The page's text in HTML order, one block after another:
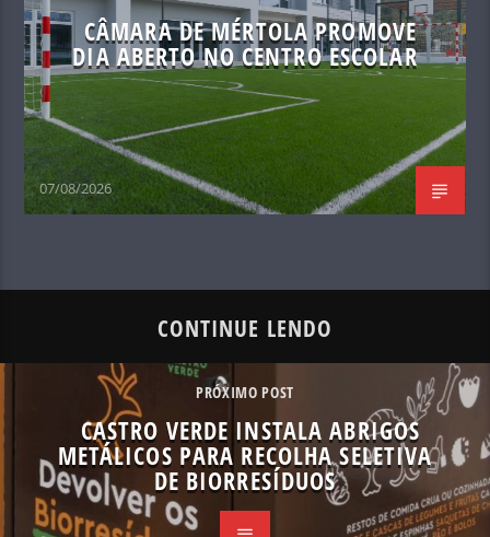
CÂMARA DE MÉRTOLA PROMOVE
DIA ABERTO NO CENTRO ESCOLAR
07/08/2026
CONTINUE LENDO
PRÓXIMO POST
CASTRO VERDE INSTALA ABRIGOS
METÁLICOS PARA RECOLHA SELETIVA
DE BIORRESÍDUOS